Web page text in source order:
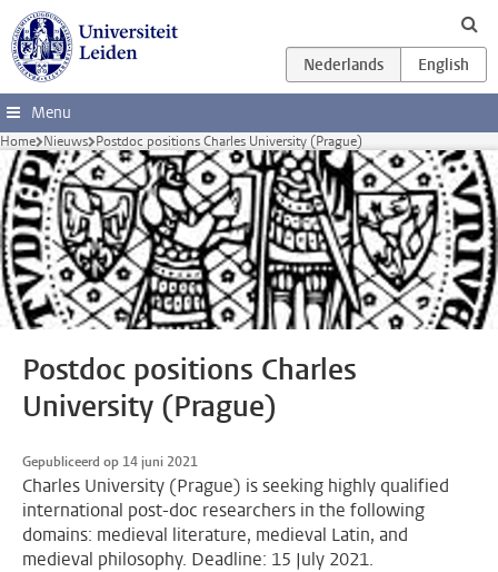
Ga direct naar de inhoud
Menu
Home Nieuws Postdoc positions Charles University (Prague)
Postdoc positions Charles
University (Prague)
Gepubliceerd op 14 juni 2021
Charles University (Prague) is seeking highly qualified
international post-doc researchers in the following
domains: medieval literature, medieval Latin, and
medieval philosophy. Deadline: 15 July 2021.